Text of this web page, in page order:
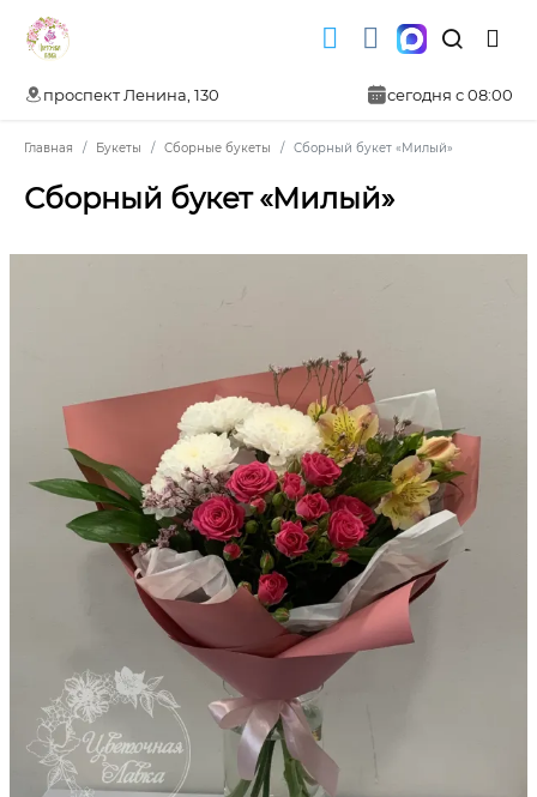
проспект Ленина, 130 сегодня с 08:00
Главная Букеты Сборные букеты Сборный букет «Милый»
Сборный букет «Милый»